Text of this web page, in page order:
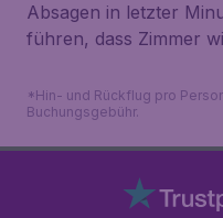
Absagen in letzter
führen, dass Zimmer
*Hin- und Rückflug pro
Buchungsgebühr.